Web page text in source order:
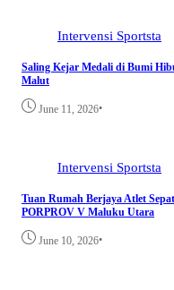
Intervensi Sportsta
Saling Kejar Medali di Bumi
Malut
June 11, 2026•
Intervensi Sportsta
Tuan Rumah Berjaya Atlet
PORPROV V Maluku Utara
June 10, 2026•